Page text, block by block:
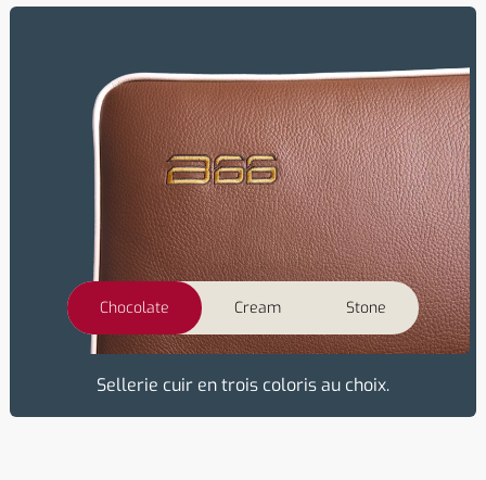
Chocolate Cream Stone
Sellerie cuir en trois coloris au choix.